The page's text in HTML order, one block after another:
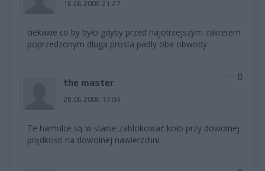
16.06.2006 21:27
ciekawe co by było gdyby przed najotrzejszym zakretem
poprzedzonym dluga prosta padly oba obwody
the master
28.06.2006 13:04
0
Te hamulce są w stanie zablokować koło przy dowolnej
prędkości na dowolnej nawierzchni